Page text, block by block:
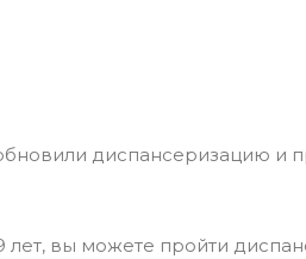
диспансеризацию и
лет, вы можете пройти